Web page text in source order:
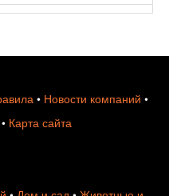
• Новости компаний •
• Карта сайта